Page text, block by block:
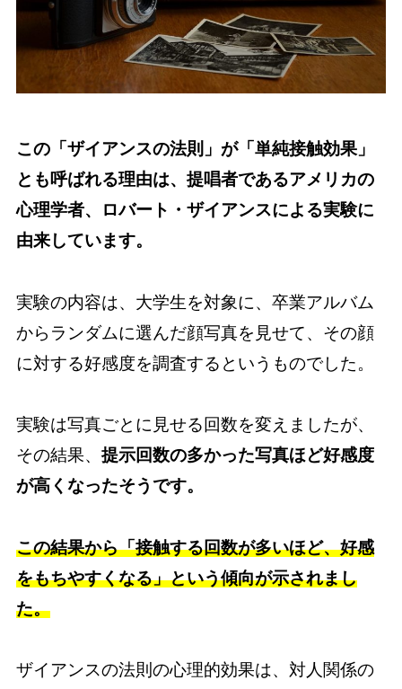
この「ザイアンスの法則」が「単純接触効果」
とも呼ばれる理由は、提唱者であるアメリカの
心理学者、ロバート・ザイアンスによる実験に
由来しています。
実験の内容は、大学生を対象に、卒業アルバム
からランダムに選んだ顔写真を見せて、その顔
に対する好感度を調査するというものでした。
実験は写真ごとに見せる回数を変えましたが、
その結果、 提示回数の多かった写真ほど好感度
が高くなったそうです。
この結果から「接触する回数が多いほど、好感
をもちやすくなる」という傾向が示されまし
た。
ザイアンスの法則の心理的効果は、対人関係の